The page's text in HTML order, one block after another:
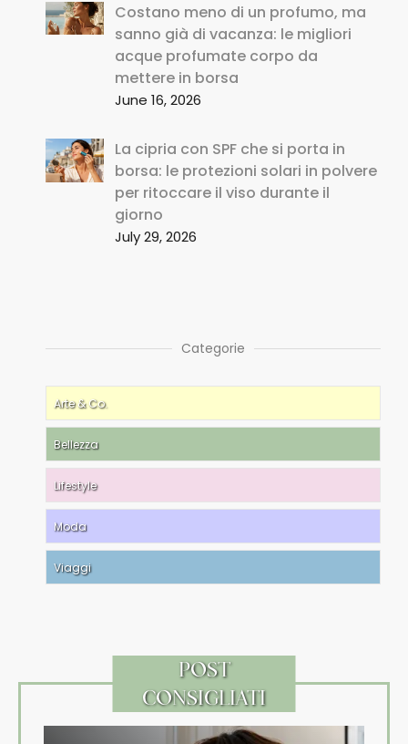
Costano meno di un profumo, ma
sanno già di vacanza: le migliori
acque profumate corpo da
mettere in borsa
June 16, 2026
La cipria con SPF che si porta in
borsa: le protezioni solari in polvere
per ritoccare il viso durante il
giorno
July 29, 2026
Categorie
Arte & Co.
Bellezza
Lifestyle
Moda
Viaggi
POST
CONSIGLIATI